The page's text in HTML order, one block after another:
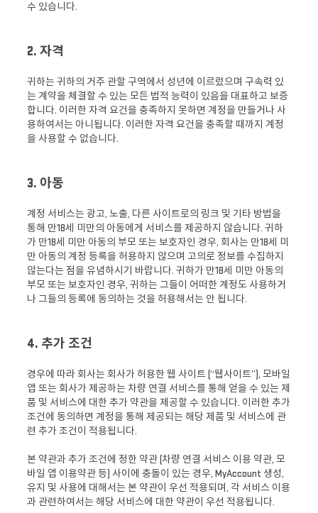
수 있습니다.
2. 자격
귀하는 귀하의 거주 관할 구역에서 성년에 이르렀으며 구속력 있
는 계약을 체결할 수 있는 모든 법적 능력이 있음을 대표하고 보증
합니다. 이러한 자격 요건을 충족하지 못하면 계정을 만들거나 사
용하여서는 아니됩니다. 이러한 자격 요건을 충족할 때까지 계정
을 사용할 수 없습니다.
3. 아동
계정 서비스는 광고, 노출, 다른 사이트로의 링크 및 기타 방법을
통해 만18세 미만의 아동에게 서비스를 제공하지 않습니다. 귀하
가 만18세 미만 아동의 부모 또는 보호자인 경우, 회사는 만18세 미
만 아동의 계정 등록을 허용하지 않으며 고의로 정보를 수집하지
않는다는 점을 유념하시기 바랍니다. 귀하가 만18세 미만 아동의
부모 또는 보호자인 경우, 귀하는 그들이 어떠한 계정도 사용하거
나 그들의 등록에 동의하는 것을 허용해서는 안 됩니다.
4. 추가 조건
경우에 따라 회사는 회사가 허용한 웹 사이트 (“웹사이트”), 모바일
앱 또는 회사가 제공하는 차량 연결 서비스를 통해 얻을 수 있는 제
품 및 서비스에 대한 추가 약관을 제공할 수 있습니다. 이러한 추가
조건에 동의하면 계정을 통해 제공되는 해당 제품 및 서비스에 관
련 추가 조건이 적용됩니다.
본 약관과 추가 조건에 정한 약관 (차량 연결 서비스 이용 약관, 모
바일 앱 이용약관 등) 사이에 충돌이 있는 경우, MyAccount 생성,
유지 및 사용에 대해서는 본 약관이 우선 적용되며, 각 서비스 이용
과 관련하여서는 해당 서비스에 대한 약관이 우선 적용됩니다.